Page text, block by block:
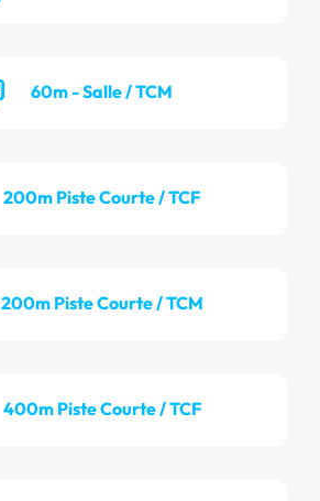
60m - Salle / TCM
200m Piste Courte / TCF
200m Piste Courte / TCM
400m Piste Courte / TCF